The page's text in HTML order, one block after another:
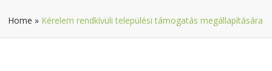
Home » Kérelem rendkívüli települési támogatás megállapítására